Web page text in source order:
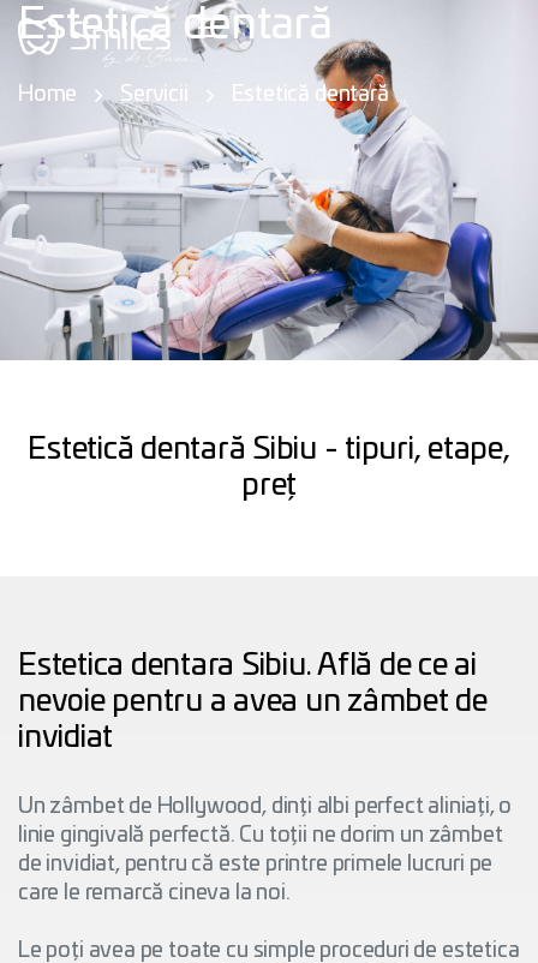
Estetică dentară
Home Servicii Estetică dentară
Estetică dentară Sibiu - tipuri, etape,
preț
Estetica dentara Sibiu. Află de ce ai
nevoie pentru a avea un zâmbet de
invidiat
Un zâmbet de Hollywood, dinți albi perfect aliniați, o
linie gingivală perfectă. Cu toții ne dorim un zâmbet
de invidiat, pentru că este printre primele lucruri pe
care le remarcă cineva la noi.
Le poți avea pe toate cu simple proceduri de estetica